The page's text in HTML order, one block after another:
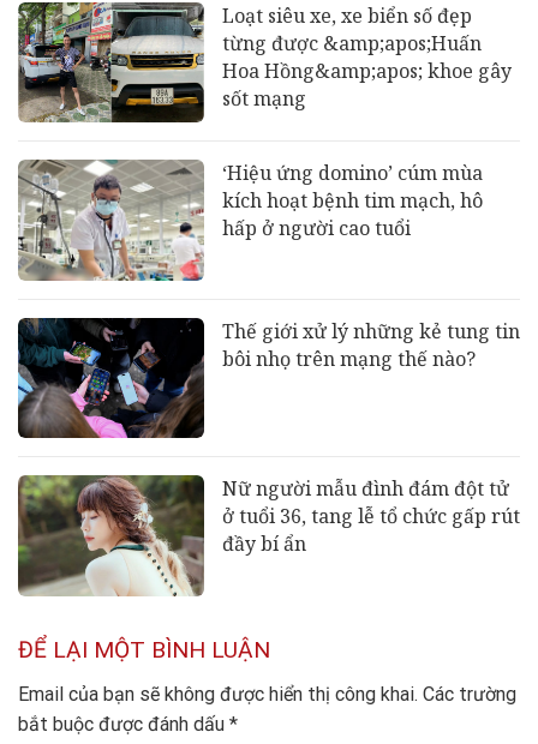
Loạt siêu xe, xe biển số đẹp
từng được &amp;apos;Huấn
Hoa Hồng&amp;apos; khoe gây
sốt mạng
‘Hiệu ứng domino’ cúm mùa
kích hoạt bệnh tim mạch, hô
hấp ở người cao tuổi
Thế giới xử lý những kẻ tung tin
bôi nhọ trên mạng thế nào?
Nữ người mẫu đình đám đột tử
ở tuổi 36, tang lễ tổ chức gấp rút
đầy bí ẩn
ĐỂ LẠI MỘT BÌNH LUẬN
Email của bạn sẽ không được hiển thị công khai. Các trường
bắt buộc được đánh dấu *